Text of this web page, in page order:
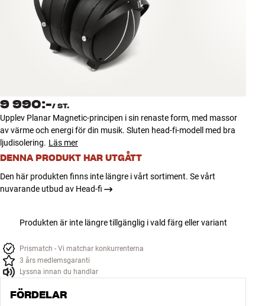
Tillbehör
INSPIRATION
NYHETER
ERBJUDANDEN
Hitta Butik
Kundtjänst
Logga in
Företag
9 990:-/ ST.
Upplev Planar Magnetic-principen i sin renaste form, med massor
av värme och energi för din musik. Sluten head-fi-modell med bra
ljudisolering. Läs mer
DENNA PRODUKT HAR UTGÅTT
Den här produkten finns inte längre i vårt sortiment. Se vårt
nuvarande utbud av Head-fi
Produkten är inte längre tillgänglig i vald färg eller variant
Prismatch - Vi matchar konkurrenterna
3 års medlemsgaranti
Lyssna innan du handlar
FÖRDELAR